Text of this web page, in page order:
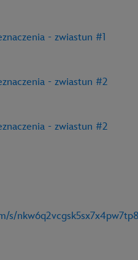
- zwiastun #1
- zwiastun #2
- zwiastun #2
s/